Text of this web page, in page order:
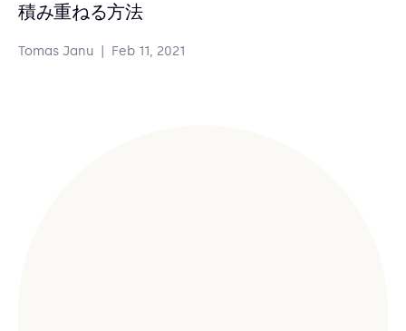
積み重ねる方法
Tomas Janu Feb 11, 2021